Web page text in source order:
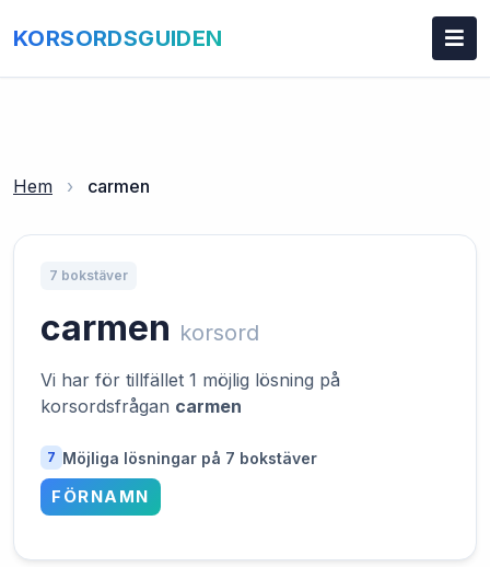
KORSORDSGUIDEN
Hem › carmen
7 bokstäver
carmen korsord
Vi har för tillfället 1 möjlig lösning på
korsordsfrågan carmen
7 Möjliga lösningar på 7 bokstäver
FÖRNAMN